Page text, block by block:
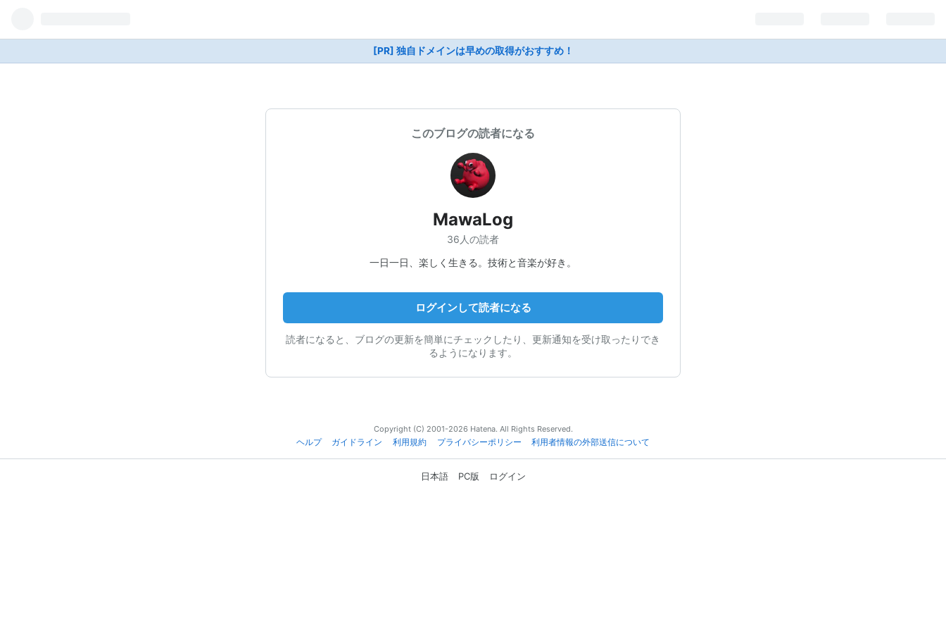
[PR] 独自ドメインは早めの取得がおすすめ！
このブログの読者になる
MawaLog
36人の読者
一日一日、楽しく生きる。技術と音楽が好き。
ログインして読者になる
読者になると、ブログの更新を簡単にチェックしたり、更新通知を受け取ったりでき
るようになります。
Copyright (C) 2001-2026 Hatena. All Rights Reserved.
ヘルプ
ガイドライン 利用規約 プライバシーポリシー 利用者情報の外部送信について
日本語 PC版 ログイン